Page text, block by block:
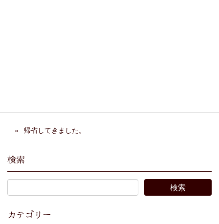
帰省してきました。
検索
カテゴリー